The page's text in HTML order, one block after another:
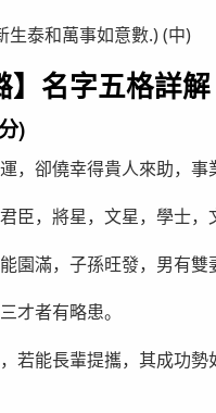
生泰和萬事如意數.) (中)
】名字五格詳解
)
，卻僥幸得貴人來助，
臣，將星，文星，學士，
園滿，子孫旺發，男有雙
才者有略患。
若能長輩提攜，其成功